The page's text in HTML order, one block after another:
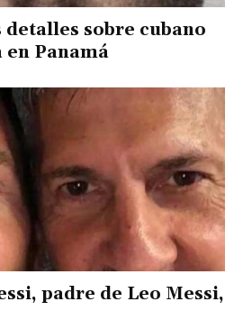
detalles sobre cubano
Panamá
padre de Leo Messi,